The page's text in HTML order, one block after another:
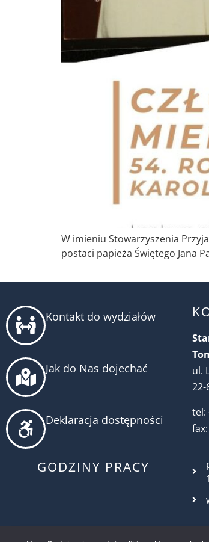
W imieniu Stowarzyszenia
postaci papieża Świętego Jana
Kontakt do wydziałów
Jak do Nas dojechać
Deklaracja dostępności
GODZINY PRACY
ul.
22-
tel: